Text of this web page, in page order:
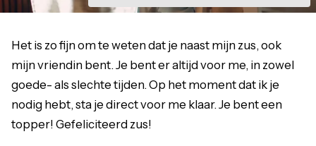
Het is zo fijn om te weten dat je naast mijn zus, ook
mijn vriendin bent. Je bent er altijd voor me, in zowel
goede- als slechte tijden. Op het moment dat ik je
nodig hebt, sta je direct voor me klaar. Je bent een
topper! Gefeliciteerd zus!